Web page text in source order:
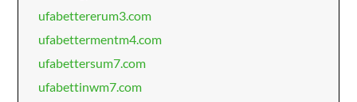
ufabettererum3.com
ufabettermentm4.com
ufabettersum7.com
ufabettinwm7.com